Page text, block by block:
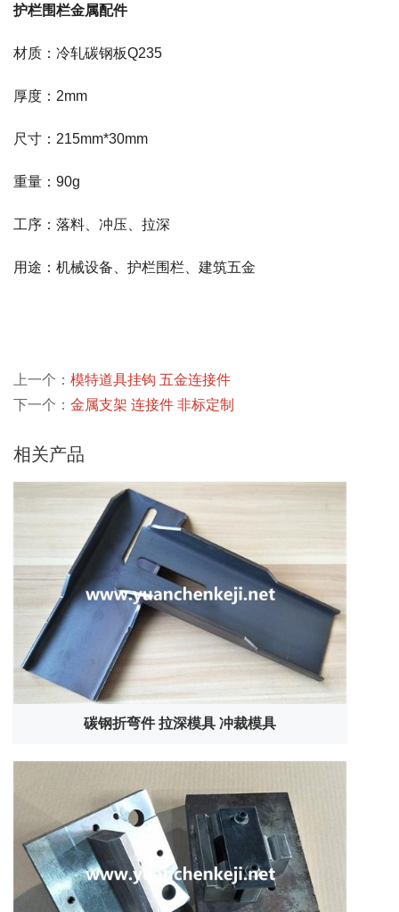
护栏围栏金属配件
材质：冷轧碳钢板Q235
厚度：2mm
尺寸：215mm*30mm
重量：90g
工序：落料、冲压、拉深
用途：机械设备、护栏围栏、建筑五金
上一个： 模特道具挂钩 五金连接件
下一个： 金属支架 连接件 非标定制
相关产品
碳钢折弯件 拉深模具 冲裁模具